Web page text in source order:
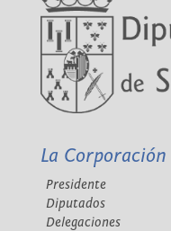
La Corporación
Presidente
Diputados
Delegaciones